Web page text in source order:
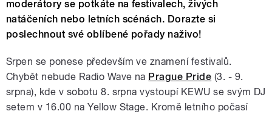
moderátory se potkáte na festivalech, živých
natáčeních nebo letních scénách. Dorazte si
poslechnout své oblíbené pořady naživo!
Srpen se ponese především ve znamení festivalů.
Chybět nebude Radio Wave na Prague Pride (3. - 9.
srpna), kde v sobotu 8. srpna vystoupí KEWU se svým DJ
setem v 16.00 na Yellow Stage. Kromě letního počasí